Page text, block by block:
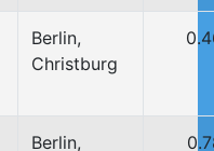
Berlin,
Christburg
Berlin,